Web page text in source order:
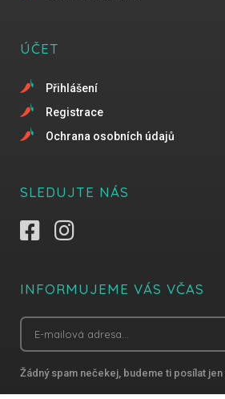
ÚČET
Přihlášení
Registrace
Ochrana osobních údajů
SLEDUJTE NÁS
INFORMUJEME VÁS VČAS
Žádný spam nečekej, budeme ti posílat